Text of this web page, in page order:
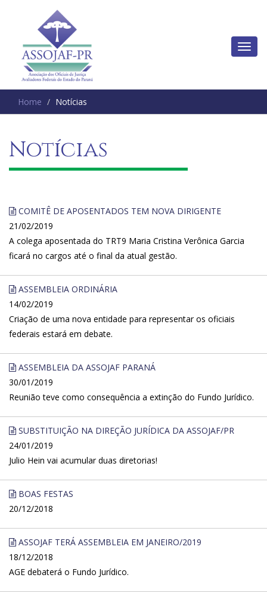
Home Notícias
Notícias
COMITÊ DE APOSENTADOS TEM NOVA DIRIGENTE
21/02/2019
A colega aposentada do TRT9 Maria Cristina Verônica Garcia
ficará no cargos até o final da atual gestão.
ASSEMBLEIA ORDINÁRIA
14/02/2019
Criação de uma nova entidade para representar os oficiais
federais estará em debate.
ASSEMBLEIA DA ASSOJAF PARANÁ
30/01/2019
Reunião teve como consequência a extinção do Fundo Jurídico.
SUBSTITUIÇÃO NA DIREÇÃO JURÍDICA DA ASSOJAF/PR
24/01/2019
Julio Hein vai acumular duas diretorias!
BOAS FESTAS
20/12/2018
ASSOJAF TERÁ ASSEMBLEIA EM JANEIRO/2019
18/12/2018
AGE debaterá o Fundo Jurídico.